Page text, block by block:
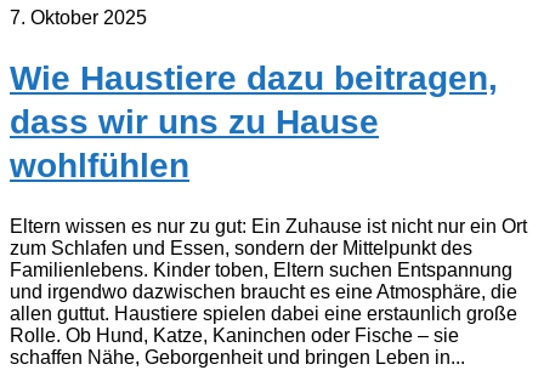
7. Oktober 2025
Wie Haustiere dazu beitragen,
dass wir uns zu Hause
wohlfühlen
Eltern wissen es nur zu gut: Ein Zuhause ist nicht nur ein Ort
zum Schlafen und Essen, sondern der Mittelpunkt des
Familienlebens. Kinder toben, Eltern suchen Entspannung
und irgendwo dazwischen braucht es eine Atmosphäre, die
allen guttut. Haustiere spielen dabei eine erstaunlich große
Rolle. Ob Hund, Katze, Kaninchen oder Fische – sie
schaffen Nähe, Geborgenheit und bringen Leben in...